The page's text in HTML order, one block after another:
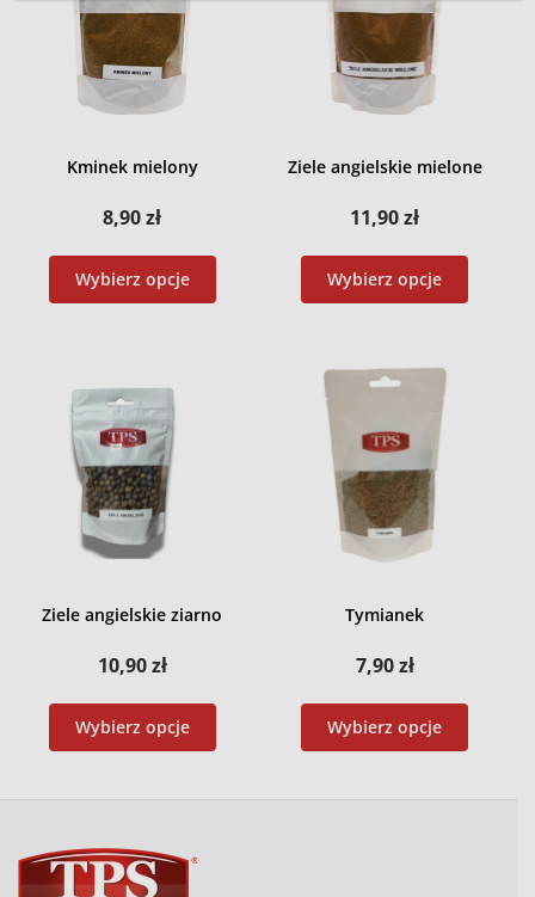
Kminek mielony
8,90zł
Wybierz opcje
Ziele angielskie mielone
11,90zł
Wybierz opcje
Ziele angielskie ziarno
10,90zł
Wybierz opcje
Tymianek
7,90zł
Wybierz opcje